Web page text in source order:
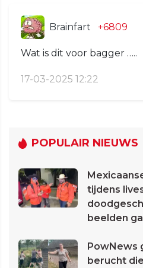
Brainfart +6809
Wat is dit voor bagger …..
17-03-2025 12:22
POPULAIR NIEUWS
tijdens
beelden
PowNews
berucht